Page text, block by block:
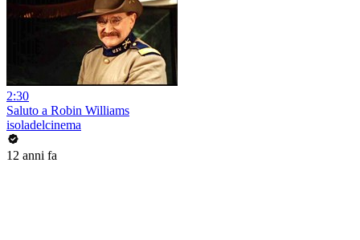
2:30
Saluto a Robin Williams
isoladelcinema
12 anni fa